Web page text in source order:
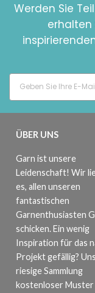
Werden Sie
erhalten
ÜBER UNS
Garn ist unsere
Leidenschaft! Wir
es, allen unseren
fantastischen
Garnenthusiasten
schicken. Ein wenig
Inspiration für das
Projekt gefällig?
riesige Sammlung
kostenloser Muster